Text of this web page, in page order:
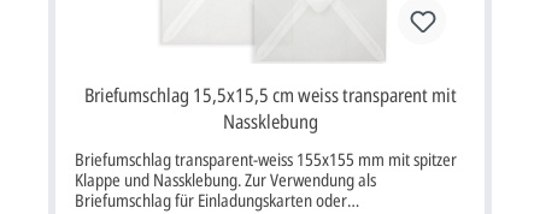
Briefumschlag 15,5x15,5 cm weiss transparent mit
Nassklebung
Briefumschlag transparent-weiss 155x155 mm mit spitzer
Klappe und Nassklebung. Zur Verwendung als
Briefumschlag für Einladungskarten oder